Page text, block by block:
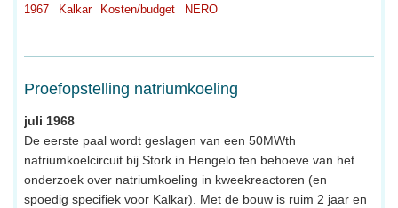
1967
Kalkar Kosten/budget NERO
Proefopstelling natriumkoeling
juli 1968
De eerste paal wordt geslagen van een 50MWth
natriumkoelcircuit bij Stork in Hengelo ten behoeve van het
onderzoek over natriumkoeling in kweekreactoren (en
spoedig specifiek voor Kalkar). Met de bouw is ruim 2 jaar en